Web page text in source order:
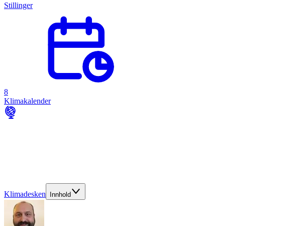
Stillinger
8
Klimakalender
Klimadesken Innhold